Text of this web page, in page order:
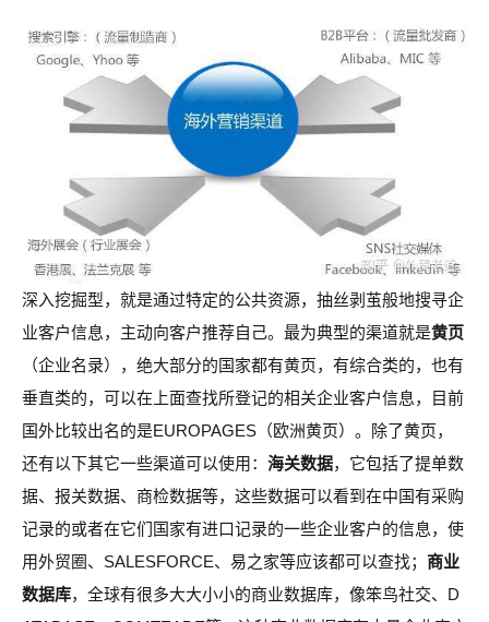
深入挖掘型，就是通过特定的公共资源，抽丝剥茧般地搜寻企
业客户信息，主动向客户推荐自己。最为典型的渠道就是黄页
（企业名录），绝大部分的国家都有黄页，有综合类的，也有
垂直类的，可以在上面查找所登记的相关企业客户信息，目前
国外比较出名的是EUROPAGES（欧洲黄页）。除了黄页，
还有以下其它一些渠道可以使用： 海关数据，它包括了提单数
据、报关数据、商检数据等，这些数据可以看到在中国有采购
记录的或者在它们国家有进口记录的一些企业客户的信息，使
用外贸圈、SALESFORCE、易之家等应该都可以查找； 商业
数据库，全球有很多大大小小的商业数据库，像笨鸟社交、D